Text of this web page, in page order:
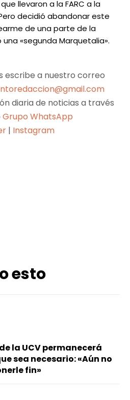
llevaron a la FARC a la
decidió abandonar este
de una parte de la
«segunda Marquetalia».
escribe a nuestro correo
diaria de noticias a través
Grupo WhatsApp
| Instagram
esto
la UCV permanecerá
sea necesario: «Aún no
fin»